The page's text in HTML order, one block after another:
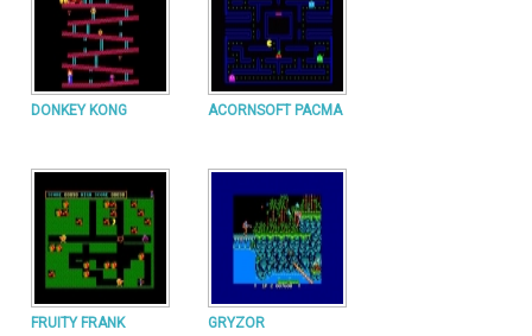
DONKEY KONG ACORNSOFT PACMA
FRUITY FRANK GRYZOR